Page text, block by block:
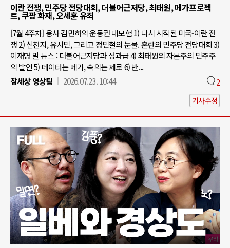
이란 전쟁, 민주당 전당대회, 더불어근저당, 최태원, 메가프로젝
트, 쿠팡 화재, 오세훈 유죄
[7월 4주차] 용사 김민하의 운동권 대모험 1) 다시 시작된 미국-이란 전
쟁 2) 신천지, 유시민, 그리고 정민철의 눈물. 혼란의 민주당 전당대회 3)
이재명 발 뉴스 : 더불어근저당과 성과급 4) 최태원의 자본주의 민주주
의 발언 5) 데이터는 메가, 숙의는 제로 6) 반...
참세상 영상팀
2026.07.23. 10:44 2
기사수정